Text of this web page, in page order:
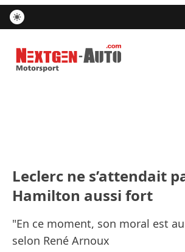
Nextgen-Auto.com
Leclerc ne s’attendait
Hamilton aussi fort
"En ce moment, son moral est
selon René Arnoux